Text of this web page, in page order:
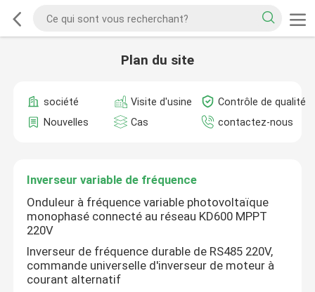
Plan du site
société Visite d'usine
Contrôle de qualité
Nouvelles
Cas contactez-nous
Inverseur variable de fréquence
Onduleur à fréquence variable photovoltaïque
monophasé connecté au réseau KD600 MPPT
220V
Inverseur de fréquence durable de RS485 220V,
commande universelle d'inverseur de moteur à
courant alternatif